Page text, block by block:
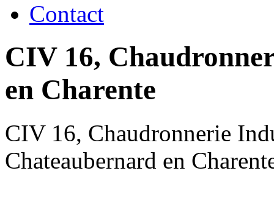
Contact
CIV 16,
en Charente
CIV 16, Chaudronnerie
Chateaubernard en